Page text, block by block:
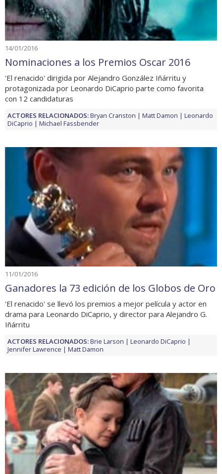
14/01/2016
Nominaciones a los Premios Oscar 2016
'El renacido' dirigida por Alejandro González Iñárritu y
protagonizada por Leonardo DiCaprio parte como favorita
con 12 candidaturas
ACTORES RELACIONADOS:Bryan Cranston Matt Damon
Leonardo
DiCaprio
Michael Fassbender
11/01/2016
Ganadores la 73 edición de los Globos de Oro
'El renacido' se llevó los premios a mejor película y actor en
drama para Leonardo DiCaprio, y director para Alejandro G.
Iñárritu
ACTORES RELACIONADOS:Brie Larson
Leonardo DiCaprio
Jennifer Lawrence
Matt Damon